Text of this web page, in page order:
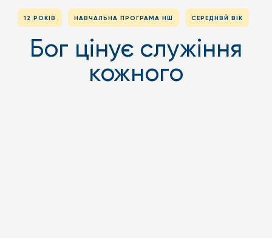
12 РОКІВ НАВЧАЛЬНА ПРОГРАМА НШ СЕРЕДНВЙ ВІК
Бог цінує служіння
кожного